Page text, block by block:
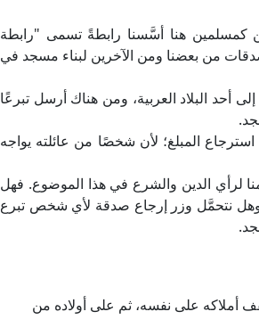
كمسلمين هنا أسَّسنا رابطةً تسمى "رابطة
من بعضنا ومن الآخرين لبناء مسجد في
هنا ورحل إلى أحد البلاد العربية، ومن هناك أرسل تبرعًا
المبلغ؛ لأن شخصًا من عائلته يواجه
لرأي الدين والشرع في هذا الموضوع. فهل
وهل نتحمَّل وزر إرجاع صدقة لأي شخص تبرع
على نفسه، ثم على أولاده من